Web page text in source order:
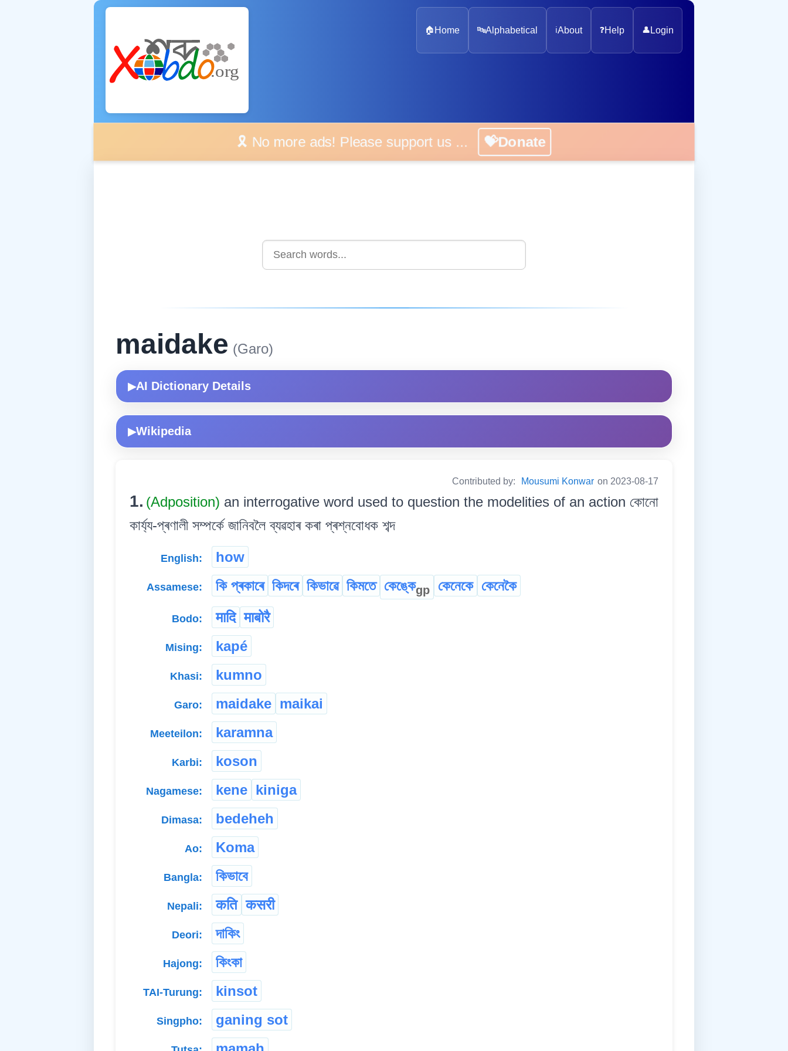
🏠 Home 🔤Alphabetical ℹ️About ❓Help 👤 Login
🎗️ No more ads! Please support us ... 💝Donate
maidake (Garo)
▶AI Dictionary Details
▶Wikipedia
Contributed by: Mousumi Konwar on 2023-08-17
1. (Adposition) an interrogative word used to question the modelities of an action কোনো
কাৰ্য্য-প্ৰণালী সম্পৰ্কে জানিবলৈ ব্যৱহাৰ কৰা প্ৰশ্নবোধক শব্দ
English: how
Assamese: কি প্ৰকাৰে কিদৰে কিভাৱে কিমতে কেঙ্কেgp কেনেকে কেনেকৈ
Bodo: मादि माबोरै
Mising: kapé
Khasi: kumno
Garo: maidake maikai
Meeteilon: karamna
Karbi: koson
Nagamese: kene kiniga
Dimasa: bedeheh
Ao: Koma
Bangla: কিভাবে
Nepali: कति कसरी
Deori: দাকিং
Hajong: কিংকা
TAI-Turung: kinsot
Singpho: ganing sot